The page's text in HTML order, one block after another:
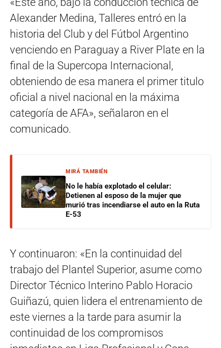
Alexander Medina, Talleres entró en la
historia del Club y del Fútbol Argentino
venciendo en Paraguay a River Plate en la
final de la Supercopa Internacional,
obteniendo de esa manera el primer titulo
oficial a nivel nacional en la máxima
categoría de AFA», señalaron en el
comunicado.
MIRÁ TAMBIÉN
No le había explotado el celular:
Detienen al esposo de la mujer que
murió tras incendiarse el auto en la Ruta
E-53
Y continuaron: «En la continuidad del
trabajo del Plantel Superior, asume como
Director Técnico Interino Pablo Horacio
Guiñazú, quien lidera el entrenamiento de
este viernes a la tarde para asumir la
continuidad de los compromisos